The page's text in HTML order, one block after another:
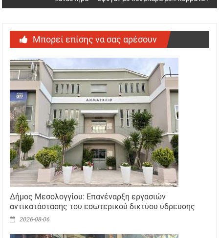
Μπορεί επίσης να σας αρέσουν
Δήμος Μεσολογγίου: Επανέναρξη εργασιών
αντικατάστασης του εσωτερικού δικτύου ύδρευσης
2026-08-06